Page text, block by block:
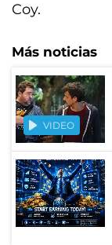
Coy.
Más noticias
VIDEO